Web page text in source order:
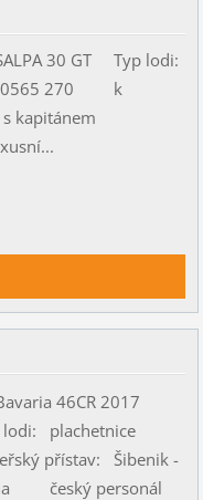
30 GT Typ lodi:
10565 270 k
s kapitánem
46CR 2017
plachetnice
přístav: Šibenik -
český personál